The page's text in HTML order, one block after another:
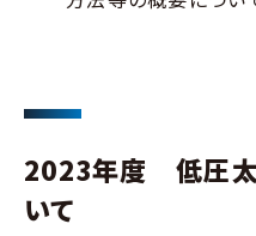
2023年度 低圧太
いて